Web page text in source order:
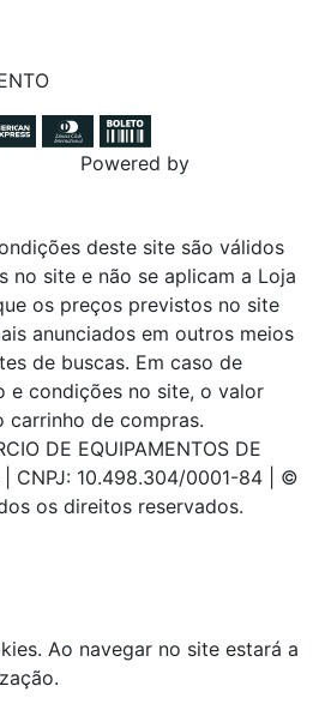
Powered by
deste site são válidos
no site e não se aplicam a Loja
os preços previstos no site
anunciados em outros meios
de buscas. Em caso de
e condições no site, o valor
carrinho de compras.
DE EQUIPAMENTOS DE
| CNPJ: 10.498.304/0001-84 | ©
os direitos reservados.
Ao navegar no site estará a